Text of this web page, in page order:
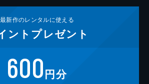
最新作のレンタルに使える
ント プレゼント
600円分